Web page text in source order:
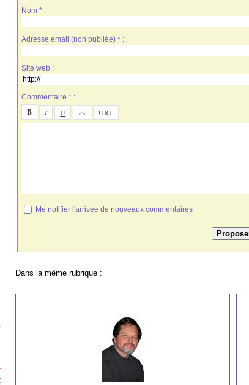
Nom * :
Adresse email (non publiée) * :
Site web :
Commentaire * :
Me notifier l'arrivée de nouveaux commentaires
Dans la même rubrique :